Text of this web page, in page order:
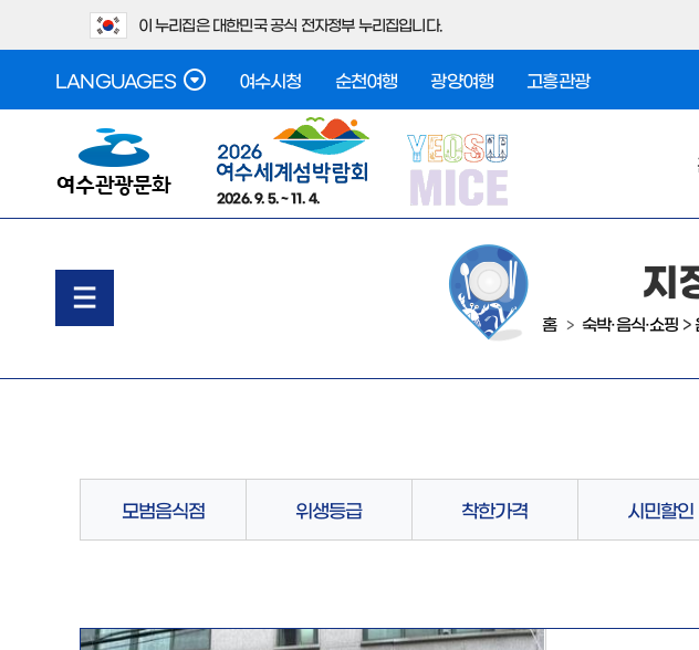
이 누리집은 대한민국 공식 전자정부 누리집입니다.
LANGUAGES 여수시청 순천여행 광양여행 고흥관광
2026. 9. 5. ~ 11. 4.
지
홈 > 숙박·음식·쇼핑 >
모범음식점 위생등급 착한가격 시민할인